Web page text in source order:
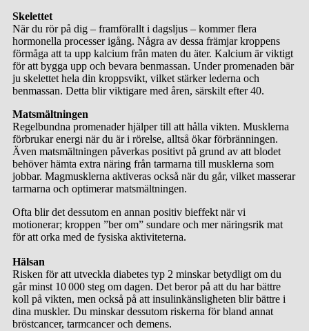
Skelettet
När du rör på dig – framförallt i dagsljus – kommer flera
hormonella processer igång. Några av dessa främjar kroppens
förmåga att ta upp kalcium från maten du äter. Kalcium är viktigt
för att bygga upp och bevara benmassan. Under promenaden bär
ju skelettet hela din kroppsvikt, vilket stärker lederna och
benmassan. Detta blir viktigare med åren, särskilt efter 40.
Matsmältningen
Regelbundna promenader hjälper till att hålla vikten. Musklerna
förbrukar energi när du är i rörelse, alltså ökar förbränningen.
Även matsmältningen påverkas positivt på grund av att blodet
behöver hämta extra näring från tarmarna till musklerna som
jobbar. Magmusklerna aktiveras också när du går, vilket masserar
tarmarna och optimerar matsmältningen.
Ofta blir det dessutom en annan positiv bieffekt när vi
motionerar; kroppen ”ber om” sundare och mer näringsrik mat
för att orka med de fysiska aktiviteterna.
Hälsan
Risken för att utveckla diabetes typ 2 minskar betydligt om du
går minst 10 000 steg om dagen. Det beror på att du har bättre
koll på vikten, men också på att insulinkänsligheten blir bättre i
dina muskler. Du minskar dessutom riskerna för bland annat
bröstcancer, tarmcancer och demens.